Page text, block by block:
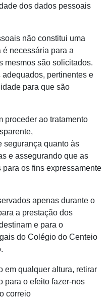
dos dados pessoais
não constitui uma
necessária para a
mesmos são solicitados.
pertinentes e
para que são
proceder ao tratamento
segurança quanto às
e assegurando que as
os fins expressamente
apenas durante o
a prestação dos
e para o
do Colégio do Centeio
em qualquer altura, retirar
para o efeito fazer-nos
correio